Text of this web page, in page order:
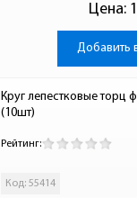
Цена:
Добавить
Круг лепестковые торц
(10шт)
Рейтинг:
Код: 55414